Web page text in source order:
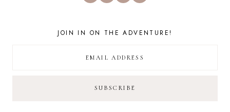
JOIN IN ON THE ADVENTURE!